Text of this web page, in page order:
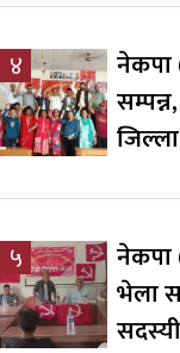
४
नेकपा
५
नेकपा
भेला